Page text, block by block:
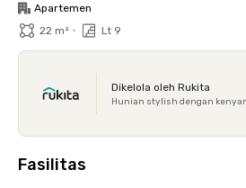
Apartemen
22 m² • Lt 9
Dikelola oleh Rukita
Hunian stylish dengan
Fasilitas